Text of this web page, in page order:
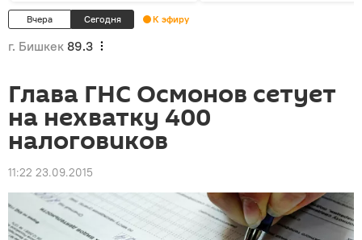
Вчера Сегодня К эфиру
г. Бишкек 89.3
Глава ГНС Осмонов сетует
на нехватку 400
налоговиков
11:22 23.09.2015